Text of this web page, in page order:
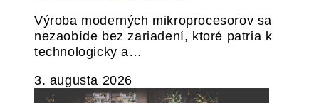
Výroba moderných mikroprocesorov sa
nezaobíde bez zariadení, ktoré patria k
technologicky a…
3. augusta 2026